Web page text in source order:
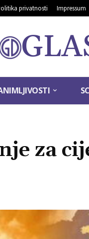
privatnosti Impressum
za